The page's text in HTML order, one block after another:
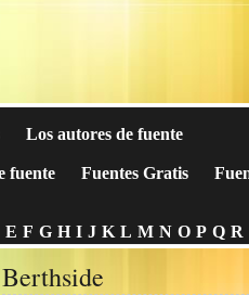
Los autores de fuente
fuente Fuentes Gratis
E F G H I J K L M N O P Q R
Berthside